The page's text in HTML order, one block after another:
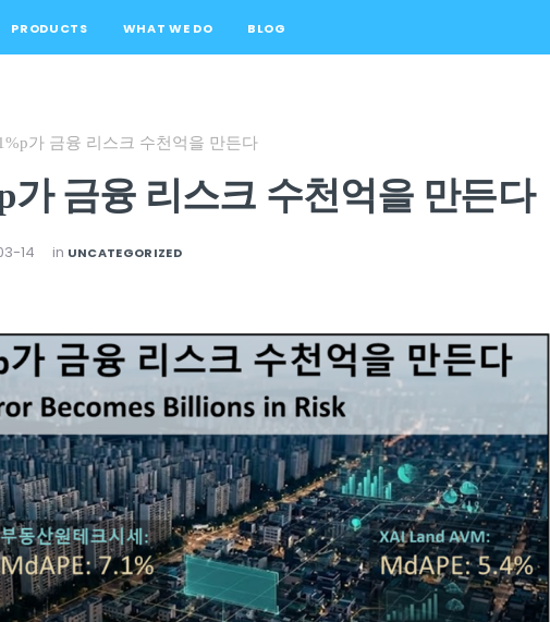
PRODUCTS WHAT WE DO BLOG
가 금융 리스크 수천억을 만든다
가 금융 리스크 수천억을 만든다
14 in UNCATEGORIZED